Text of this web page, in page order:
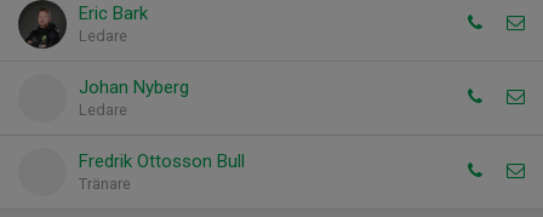
Eric Bark
Ledare
Johan Nyberg
Ledare
Fredrik Ottosson Bull
Tränare